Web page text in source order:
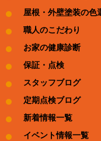
屋根・外壁塗装の色
職人のこだわり
お家の健康診断
保証・点検
スタッフブログ
定期点検ブログ
新着情報一覧
イベント情報一覧